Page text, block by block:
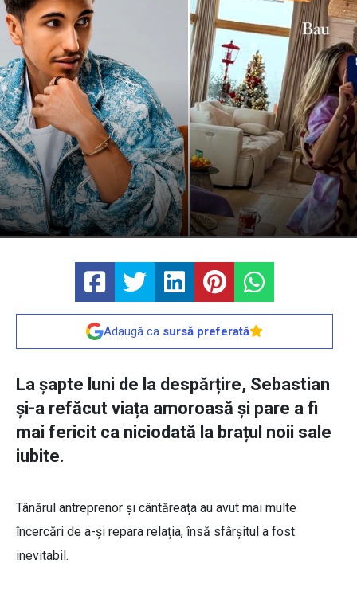
Adaugă ca sursă preferată
La șapte luni de la despărțire, Sebastian
și-a refăcut viața amoroasă și pare a fi
mai fericit ca niciodată la brațul noii sale
iubite.
Tânărul antreprenor și cântăreața au avut mai multe
încercări de a-și repara relația, însă sfârșitul a fost
inevitabil.